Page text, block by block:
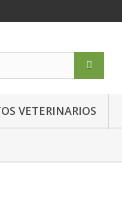
VETERINARIOS